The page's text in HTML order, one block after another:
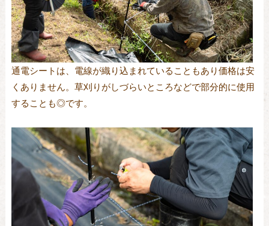
通電シートは、電線が織り込まれていることもあり価格は安
くありません。草刈りがしづらいところなどで部分的に使用
することも◎です。